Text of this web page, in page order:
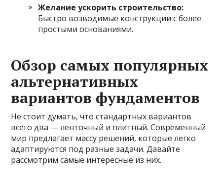
Желание ускорить строительство:
Быстро возводимые конструкции с более
простыми основаниями.
Обзор самых популярных
альтернативных
вариантов фундаментов
Не стоит думать, что стандартных вариантов
всего два — ленточный и плитный. Современный
мир предлагает массу решений, которые легко
адаптируются под разные задачи. Давайте
рассмотрим самые интересные из них.